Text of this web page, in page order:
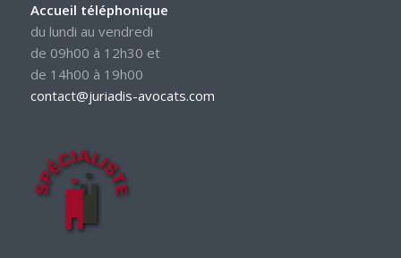
Accueil téléphonique
du lundi au vendredi
de 09h00 à 12h30 et
de 14h00 à 19h00
contact@juriadis-avocats.com